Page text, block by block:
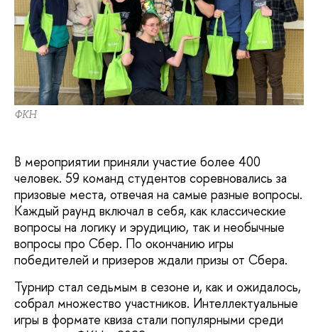
ФКН
В мероприятии приняли участие более 400
человек. 59 команд студентов соревновались за
призовые места, отвечая на самые разные вопросы.
Каждый раунд включал в себя, как классические
вопросы на логику и эрудицию, так и необычные
вопросы про Сбер. По окончанию игры
победителей и призеров ждали призы от Сбера.
Турнир стал седьмым в сезоне и, как и ожидалось,
собрал множество участников. Интеллектуальные
игры в формате квиза стали популярными среди